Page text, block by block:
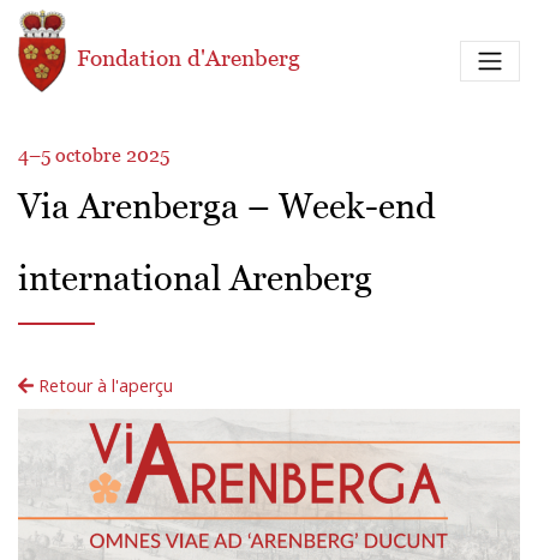
Aller au contenu principal
Fondation d'Arenberg
4–5 octobre 2025
Via Arenberga – Week-end
international Arenberg
Retour à l'aperçu